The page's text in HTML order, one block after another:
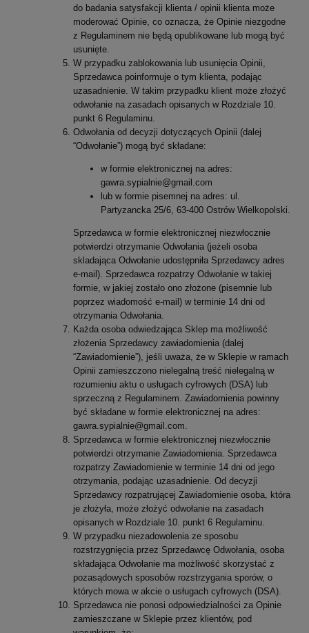
do badania satysfakcji klienta / opinii klienta może
moderować Opinie, co oznacza, że Opinie niezgodne
z Regulaminem nie będą opublikowane lub mogą być
usunięte.
W przypadku zablokowania lub usunięcia Opinii,
Sprzedawca poinformuje o tym klienta, podając
uzasadnienie. W takim przypadku klient może złożyć
odwołanie na zasadach opisanych w Rozdziale 10.
punkt 6 Regulaminu.
Odwołania od decyzji dotyczących Opinii (dalej
“Odwołanie”) mogą być składane:
w formie elektronicznej na adres:
gawra.sypialnie@gmail.com
lub w formie pisemnej na adres: ul.
Partyzancka 25/6, 63-400 Ostrów Wielkopolski.
Sprzedawca w formie elektronicznej niezwłocznie
potwierdzi otrzymanie Odwołania (jeżeli osoba
skladająca Odwołanie udostępniła Sprzedawcy adres
e-mail). Sprzedawca rozpatrzy Odwołanie w takiej
formie, w jakiej zostało ono złożone (pisemnie lub
poprzez wiadomość e-mail) w terminie 14 dni od
otrzymania Odwołania.
Każda osoba odwiedzająca Sklep ma możliwość
złożenia Sprzedawcy zawiadomienia (dalej
“Zawiadomienie”), jeśli uważa, że w Sklepie w ramach
Opinii zamieszczono nielegalną treść nielegalną w
rozumieniu aktu o usługach cyfrowych (DSA) lub
sprzeczną z Regulaminem. Zawiadomienia powinny
być składane w formie elektronicznej na adres:
gawra.sypialnie@gmail.com.
Sprzedawca w formie elektronicznej niezwłocznie
potwierdzi otrzymanie Zawiadomienia. Sprzedawca
rozpatrzy Zawiadomienie w terminie 14 dni od jego
otrzymania, podając uzasadnienie. Od decyzji
Sprzedawcy rozpatrującej Zawiadomienie osoba, która
je złożyła, może złożyć odwołanie na zasadach
opisanych w Rozdziale 10. punkt 6 Regulaminu.
W przypadku niezadowolenia ze sposobu
rozstrzygnięcia przez Sprzedawcę Odwołania, osoba
składająca Odwołanie ma możliwość skorzystać z
pozasądowych sposobów rozstrzygania sporów, o
których mowa w akcie o usługach cyfrowych (DSA).
Sprzedawca nie ponosi odpowiedzialności za Opinie
zamieszczane w Sklepie przez klientów, pod